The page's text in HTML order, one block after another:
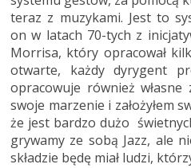
teraz z muzykami. Jest to
on w latach 70-tych z
Morrisa, który opracował
otwarte, każdy dyrygent
opracowuje również własne
swoje marzenie i założyłem
że jest bardzo dużo
grywamy ze sobą Jazz, ale
składzie będę miał ludzi,